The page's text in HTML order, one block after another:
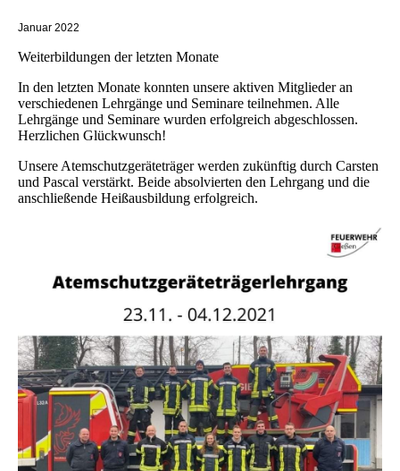
Januar 2022
Weiterbildungen der letzten Monate
In den letzten Monate konnten unsere aktiven Mitglieder an
verschiedenen Lehrgänge und Seminare teilnehmen. Alle
Lehrgänge und Seminare wurden erfolgreich abgeschlossen.
Herzlichen Glückwunsch!
Unsere Atemschutzgeräteträger werden zukünftig durch Carsten
und Pascal verstärkt. Beide absolvierten den Lehrgang und die
anschließende Heißausbildung erfolgreich.